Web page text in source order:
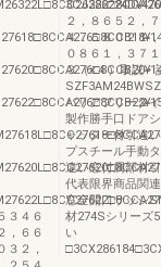
３４６
，６６
３２，
２，８６５２，
４．５８０２１
０８６１，３７
３（×４）取説・
バリアフリータ
製作勝手口ドア
ャッター付引違
プスチール手動
違い窓付属部材
代表限界商品関
窓全開口サッシ
材274Sシリーズ
い